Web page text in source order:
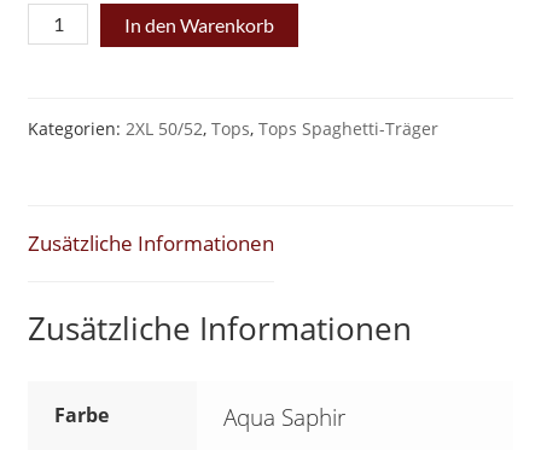
Schlankstütz
Mieder
Spaghetti
Saphir
50/52
Menge
In den Warenkorb
Kategorien: 2XL 50/52, Tops, Tops Spaghetti-Träger
Zusätzliche Informationen
Zusätzliche Informationen
Farbe Aqua Saphir